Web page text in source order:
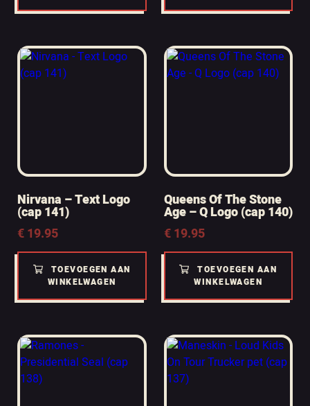
Nirvana – Text Logo
(cap 141)
€19.95
TOEVOEGEN AAN
WINKELWAGEN
Queens Of The Stone
Age – Q Logo (cap 140)
€19.95
TOEVOEGEN AAN
WINKELWAGEN